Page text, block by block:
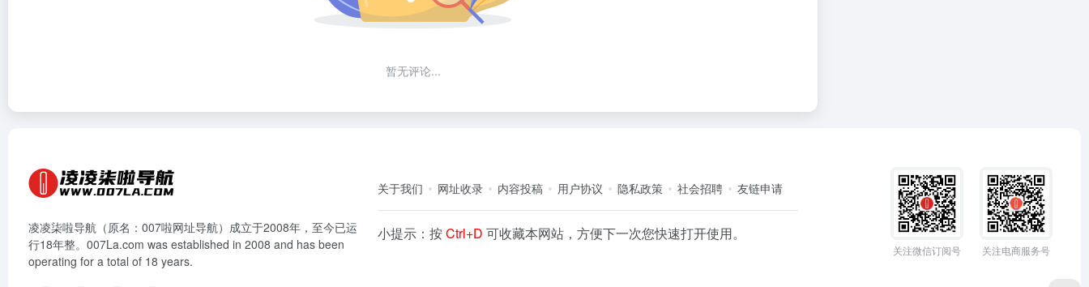
暂无评论...
凌凌柒啦导航（原名：007啦网址导航）成立于2008年，至今已运
行18年整。007La.com was established in 2008 and has been
operating for a total of 18 years.
关于我们 网址收录 内容投稿 用户协议 隐私政策 社会招聘 友链申请
小提示：按Ctrl+D可收藏本网站，方便下一次您快速打开使用。
关注微信订阅号 关注电商服务号